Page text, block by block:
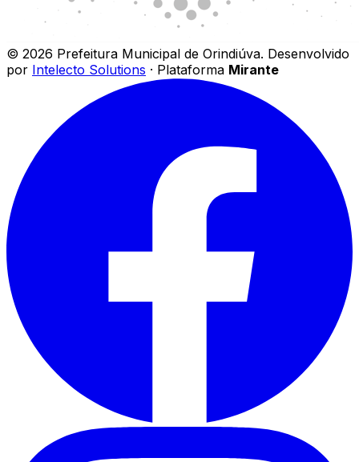
© 2026 Prefeitura Municipal de Orindiúva. Desenvolvido
por Intelecto Solutions · Plataforma Mirante